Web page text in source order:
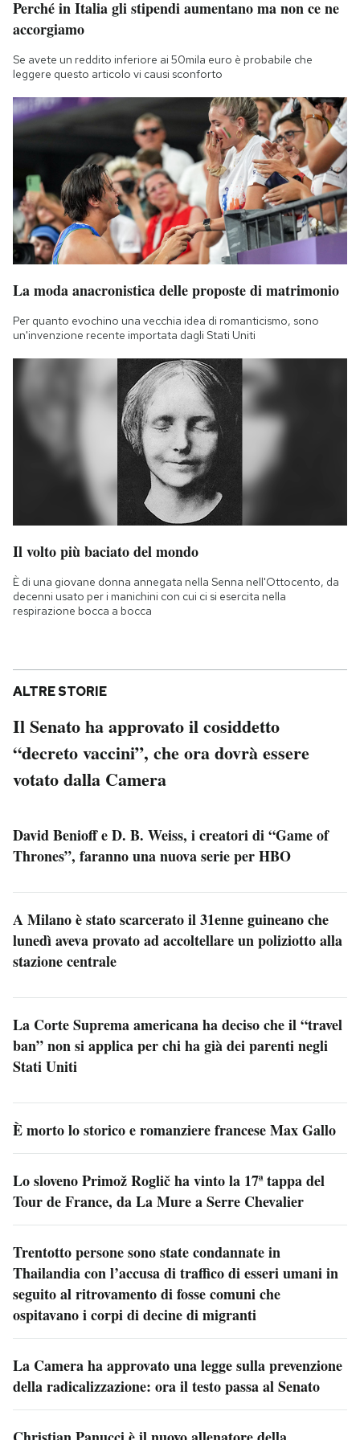
Notifiche mobile
Regala il Post
Hai bisogno di aiuto?
Esci
Perché in Italia gli stipendi aumentano ma non ce ne
accorgiamo
Se avete un reddito inferiore ai 50mila euro è probabile che
leggere questo articolo vi causi sconforto
La moda anacronistica delle proposte di matrimonio
Per quanto evochino una vecchia idea di romanticismo, sono
un'invenzione recente importata dagli Stati Uniti
Il volto più baciato del mondo
È di una giovane donna annegata nella Senna nell'Ottocento, da
decenni usato per i manichini con cui ci si esercita nella
respirazione bocca a bocca
ALTRE STORIE
Il Senato ha approvato il cosiddetto
“decreto vaccini”, che ora dovrà essere
votato dalla Camera
David Benioff e D. B. Weiss, i creatori di “Game of
Thrones”, faranno una nuova serie per HBO
A Milano è stato scarcerato il 31enne guineano che
lunedì aveva provato ad accoltellare un poliziotto alla
stazione centrale
La Corte Suprema americana ha deciso che il “travel
ban” non si applica per chi ha già dei parenti negli
Stati Uniti
È morto lo storico e romanziere francese Max Gallo
Lo sloveno Primož Roglič ha vinto la 17ª tappa del
Tour de France, da La Mure a Serre Chevalier
Trentotto persone sono state condannate in
Thailandia con l’accusa di traffico di esseri umani in
seguito al ritrovamento di fosse comuni che
ospitavano i corpi di decine di migranti
La Camera ha approvato una legge sulla prevenzione
della radicalizzazione: ora il testo passa al Senato